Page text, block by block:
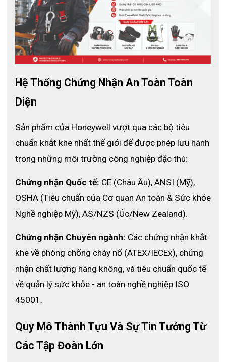
Công nghệ nhúng
Găng Tay Vệ Sinh Bảo Vệ Hóa Chất PC-NE14 được làm
nghệ tiến tiến hiện đại giúp giảm thiểu các lỗi về găng
tay như thủng, xước, rách, ..... Bởi găng tay được làm
theo công nghệ nhúng này đều được nhúng nhiều lần
theo đúng thời gian quy định và được kiểm tra nghiêm
ngặt về chất lượng trước khi đến với tay người dùng.
cso độ bền hơn , khó bị rách hơn so với các loại găng
tay chống háo chất thông thường khác.
Hệ Thống Chứng Nhận An Toàn Toàn
Diện
Sản phẩm của Honeywell vượt qua các bộ tiêu
chuẩn khắt khe nhất thế giới để được phép lưu hành
trong những môi trường công nghiệp đặc thù:
Chứng nhận Quốc tế: CE (Châu Âu), ANSI (Mỹ),
OSHA (Tiêu chuẩn của Cơ quan An toàn & Sức khỏe
Nghề nghiệp Mỹ), AS/NZS (Úc/New Zealand).
Chứng nhận Chuyên ngành: Các chứng nhận khắt
khe về phòng chống cháy nổ (ATEX/IECEx), chứng
nhận chất lượng hàng không, và tiêu chuẩn quốc tế
về quản lý sức khỏe - an toàn nghề nghiệp ISO
45001.
Quy Mô Thành Tựu Và Sự Tin Tưởng Từ
Các Tập Đoàn Lớn